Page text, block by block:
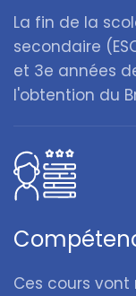
La fin de la
secondaire
et 3e années
l'obtention du
Ces cours